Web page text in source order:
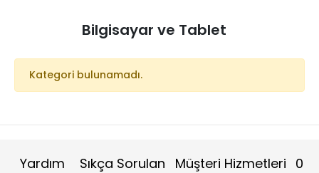
Bilgisayar ve Tablet
Kategori bulunamadı.
Yardım
Sıkça Sorulan
Müşteri Hizmetleri 0